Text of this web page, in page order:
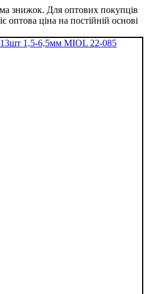
знижок. Для оптових покупців
оптова ціна на постійній основі